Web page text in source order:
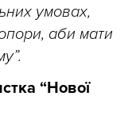
умовах,
аби мати
“Нової